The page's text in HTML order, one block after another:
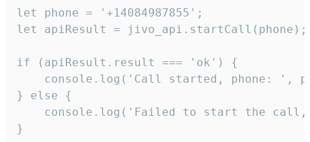
let phone = '+14084987855';
let apiResult = jivo_api.startCall(phone);
if (apiResult.result === 'ok') {
console.log('Call started, phone: ',
} else {
console.log('Failed to start the
}